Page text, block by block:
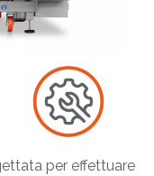
per effettuare